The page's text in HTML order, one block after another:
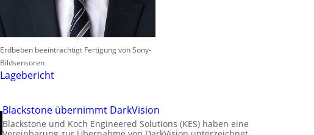
Erdbeben beeinträchtigt Fertigung von Sony-
Bildsensoren
Lagebericht
Blackstone übernimmt DarkVision
Blackstone und Koch Engineered Solutions (KES) haben eine